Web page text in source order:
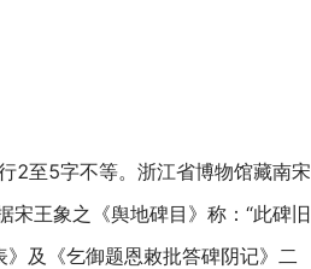
2至5字不等。浙江省博物馆藏南宋
王象之《舆地碑目》称：“此碑旧
及《乞御题恩敕批答碑阴记》二